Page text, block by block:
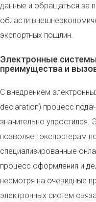
данные и обращаться за
области
экспортных пошлин.
Электронные
преимущества и
С внедрением
declaration) процесс
значительно упростился.
позволяет экспортерам
специализированные
процесс оформления и
несмотря на очевидные
электронных систем